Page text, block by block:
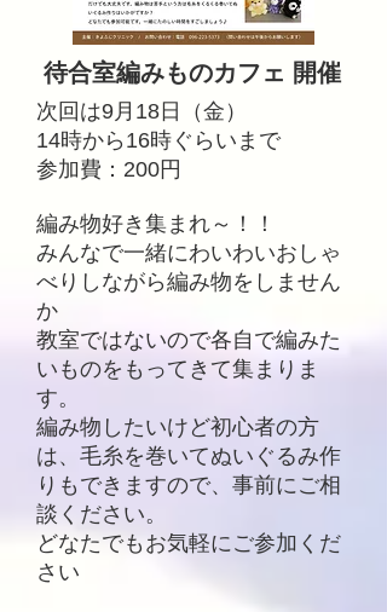
​待合室編みものカフェ 開催
次回は9月18日（金）
14時から16時ぐらいまで
参加費：200円
編み物好き集まれ～！！​
みんなで一緒にわいわいおしゃ
べりしながら編み物をしません
か
教室ではないので各自で編みた
いものをもってきて集まりま
す。
​編み物したいけど初心者の方
は、毛糸を巻いてぬいぐるみ作
りもできますので、事前にご相
談ください。
​どなたでもお気軽にご参加くだ
さい